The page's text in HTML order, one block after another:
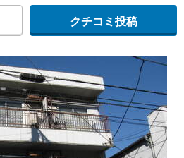
クチコミ投稿